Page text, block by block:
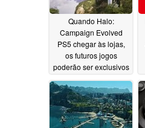
Quando Halo:
Campaign Evolved
PS5 chegar às lojas,
os futuros jogos
poderão ser exclusivos
05/17/2026